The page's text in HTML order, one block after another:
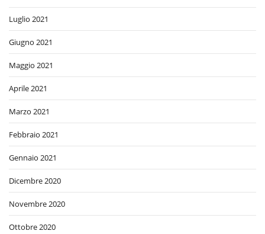
Luglio 2021
Giugno 2021
Maggio 2021
Aprile 2021
Marzo 2021
Febbraio 2021
Gennaio 2021
Dicembre 2020
Novembre 2020
Ottobre 2020